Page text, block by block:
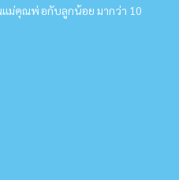
แม่คุณพ่อกับลูกน้อย มากว่า 10